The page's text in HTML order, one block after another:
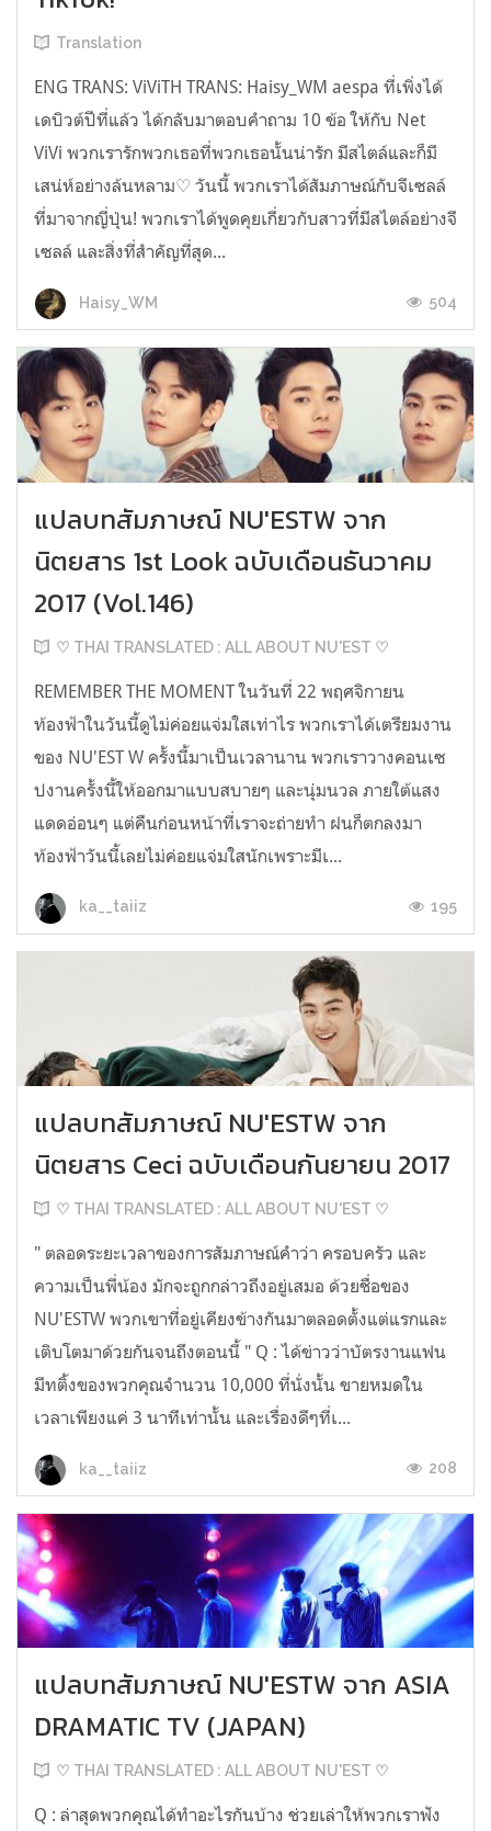
Translation
ENG TRANS: ViViTH TRANS: Haisy_WM aespa ที่เพิ่งได้
เดบิวต์ปีที่แล้ว ได้กลับมาตอบคำถาม 10 ข้อ ให้กับ Net
ViVi พวกเรารักพวกเธอที่พวกเธอนั้นน่ารัก มีสไตล์และก็มี
เสน่ห์อย่างล้นหลาม♡ วันนี้ พวกเราได้สัมภาษณ์กับจีเซลล์
ที่มาจากญี่ปุ่น! พวกเราได้พูดคุยเกี่ยวกับสาวที่มีสไตล์อย่างจี
เซลล์ และสิ่งที่สำคัญที่สุด...
Haisy_WM 504
แปลบทสัมภาษณ์ NU'ESTW จาก
นิตยสาร 1st Look ฉบับเดือนธันวาคม
2017 (Vol.146)
♡ THAI TRANSLATED : ALL ABOUT NU'EST ♡
REMEMBER THE MOMENT ในวันที่ 22 พฤศจิกายน
ท้องฟ้าในวันนี้ดูไม่ค่อยแจ่มใสเท่าไร พวกเราได้เตรียมงาน
ของ NU'EST W ครั้งนี้มาเป็นเวลานาน พวกเราวางคอนเซ
ปงานครั้งนี้ให้ออกมาแบบสบายๆ และนุ่มนวล ภายใต้แสง
แดดอ่อนๆ แต่คืนก่อนหน้าที่เราจะถ่ายทำ ฝนก็ตกลงมา
ท้องฟ้าวันนี้เลยไม่ค่อยแจ่มใสนักเพราะมีเ...
ka__taiiz 195
แปลบทสัมภาษณ์ NU'ESTW จาก
นิตยสาร Ceci ฉบับเดือนกันยายน 2017
♡ THAI TRANSLATED : ALL ABOUT NU'EST ♡
" ตลอดระยะเวลาของการสัมภาษณ์คำว่า ครอบครัว และ
ความเป็นพี่น้อง มักจะถูกกล่าวถึงอยู่เสมอ ด้วยชื่อของ
NU'ESTW พวกเขาที่อยู่เคียงข้างกันมาตลอดตั้งแต่แรกและ
เติบโตมาด้วยกันจนถึงตอนนี้ " Q : ได้ข่าวว่าบัตรงานแฟน
มีทติ้งของพวกคุณจำนวน 10,000 ที่นั่งนั้น ขายหมดใน
เวลาเพียงแค่ 3 นาทีเท่านั้น และเรื่องดีๆที่เ...
ka__taiiz 208
แปลบทสัมภาษณ์ NU'ESTW จาก ASIA
DRAMATIC TV (JAPAN)
♡ THAI TRANSLATED : ALL ABOUT NU'EST ♡
Q : ล่าสุดพวกคุณได้ทำอะไรกันบ้าง ช่วยเล่าให้พวกเราฟัง